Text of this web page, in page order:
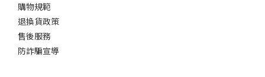
購物規範
退換貨政策
售後服務
防詐騙宣導